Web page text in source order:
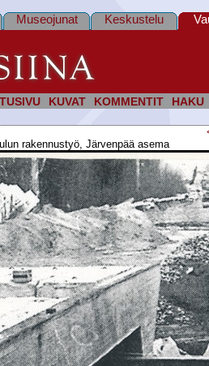
KUVAT KOMMENTIT HAKU
Museojunat Keskustelu
rakennustyö, Järvenpää asema